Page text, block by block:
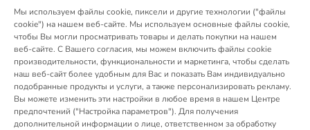
Мы используем файлы cookie, пиксели и другие технологии ("файлы
cookie") на нашем веб-сайте. Мы используем основные файлы cookie,
чтобы Вы могли просматривать товары и делать покупки на нашем
веб-сайте. С Вашего согласия, мы можем включить файлы cookie
производительности, функциональности и маркетинга, чтобы сделать
наш веб-сайт более удобным для Вас и показать Вам индивидуально
подобранные продукты и услуги, а также персонализировать рекламу.
Вы можете изменить эти настройки в любое время в нашем Центре
предпочтений ("Настройка параметров"). Для получения
дополнительной информации о лице, ответственном за обработку